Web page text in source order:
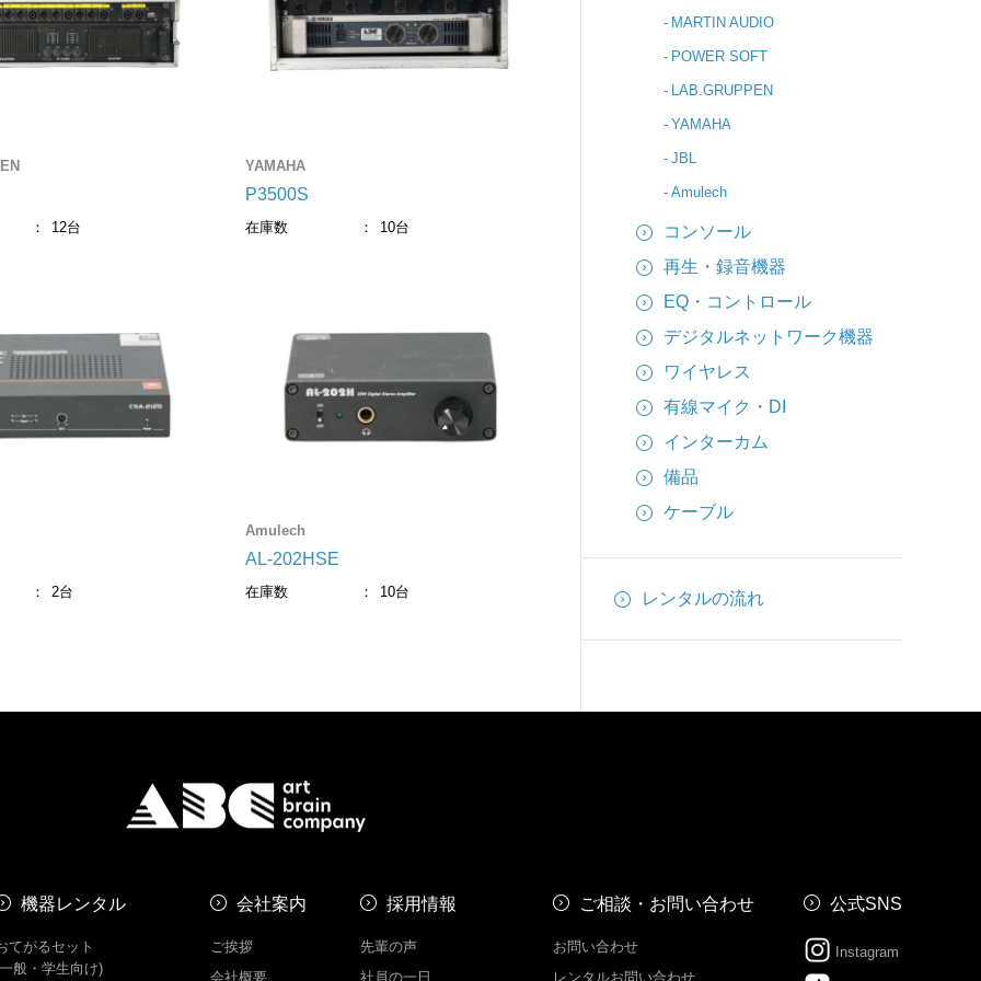
12台
YAMAHA
P3500S
在庫数 10台
2台
Amulech
AL-202HSE
在庫数 10台
MARTIN AUDIO
POWER SOFT
LAB.GRUPPEN
YAMAHA
JBL
Amulech
コンソール
再生・録音機器
EQ・コントロール
デジタルネットワーク機器
ワイヤレス
有線マイク・DI
インターカム
備品
ケーブル
レンタルの流れ
機器レンタル
てがるセット
般・学生向け)
会社案内
ご挨拶
会社概要
採用情報
先輩の声
社員の一日
ご相談・お問い合わせ
お問い合わせ
レンタルお問い合わせ
公式SNS
Instagram